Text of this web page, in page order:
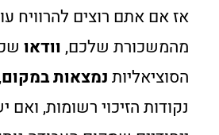
אז אם אתם רוצים להרוויח
מהמשכורת שלכם, וודאו
הסוציאליותנמצאות במקום
נקודות הזיכוי רשומות, ואם